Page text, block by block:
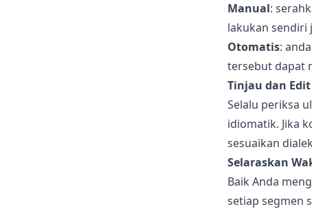
Manual:
lakukan sendiri
Otomatis:
tersebut dapat
Tinjau dan Edit
Selalu periksa
idiomatik. Jika
sesuaikan
Selaraskan
Baik Anda
setiap segmen